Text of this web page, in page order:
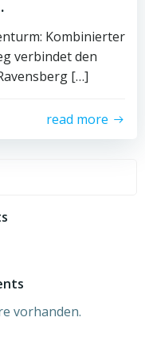
Kombinierter
verbindet den
[…]
read more
vorhanden.